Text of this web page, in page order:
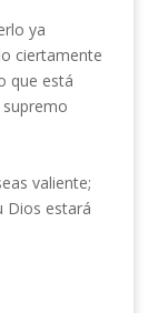
ya
ciertamente
que está
valiente;
Dios estará